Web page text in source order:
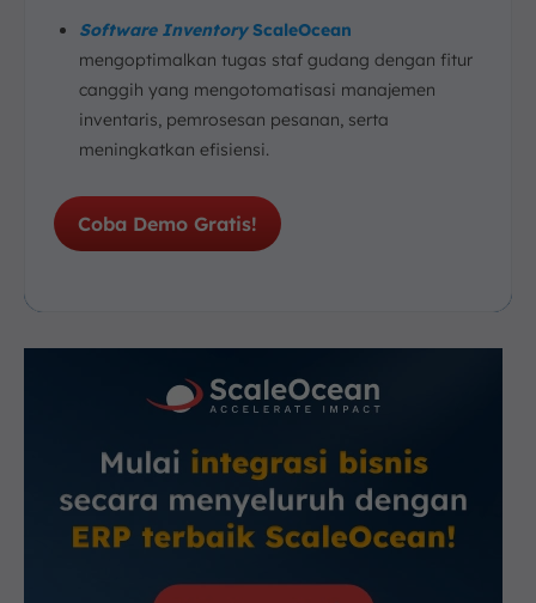
Software InventoryScaleOcean
mengoptimalkan tugas staf gudang dengan fitur
canggih yang mengotomatisasi manajemen
inventaris, pemrosesan pesanan, serta
meningkatkan efisiensi.
Coba Demo Gratis!